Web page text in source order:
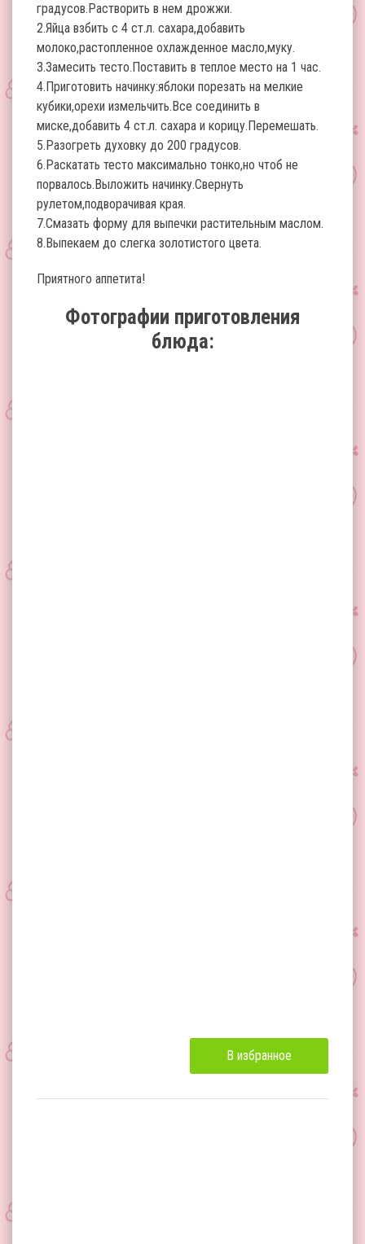
градусов.Растворить в нем дрожжи.
2.Яйца взбить с 4 ст.л. сахара,добавить
молоко,растопленное охлажденное масло,муку.
3.Замесить тесто.Поставить в теплое место на 1 час.
4.Приготовить начинку:яблоки порезать на мелкие
кубики,орехи измельчить.Все соединить в
миске,добавить 4 ст.л. сахара и корицу.Перемешать.
5.Разогреть духовку до 200 градусов.
6.Раскатать тесто максимально тонко,но чтоб не
порвалось.Выложить начинку.Свернуть
рулетом,подворачивая края.
7.Смазать форму для выпечки растительным маслом.
8.Выпекаем до слегка золотистого цвета.
Приятного аппетита!
Фотографии приготовления
блюда:
В избранное